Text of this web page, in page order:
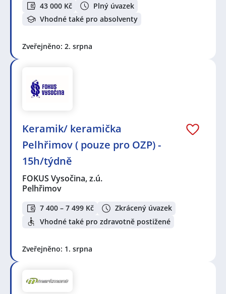
43 000 Kč
Plný úvazek
Vhodné také pro absolventy
Zveřejněno: 2. srpna
Keramik/ keramička
Pelhřimov ( pouze pro OZP) -
15h/týdně
FOKUS Vysočina, z.ú.
Pelhřimov
7 400 – 7 499 Kč
Zkrácený úvazek
Vhodné také pro zdravotně postižené
Zveřejněno: 1. srpna